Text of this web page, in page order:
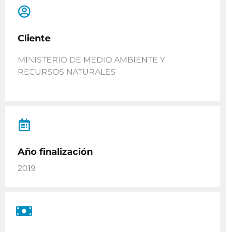
Cliente
MINISTERIO DE MEDIO AMBIENTE Y
RECURSOS NATURALES
Año finalización
2019